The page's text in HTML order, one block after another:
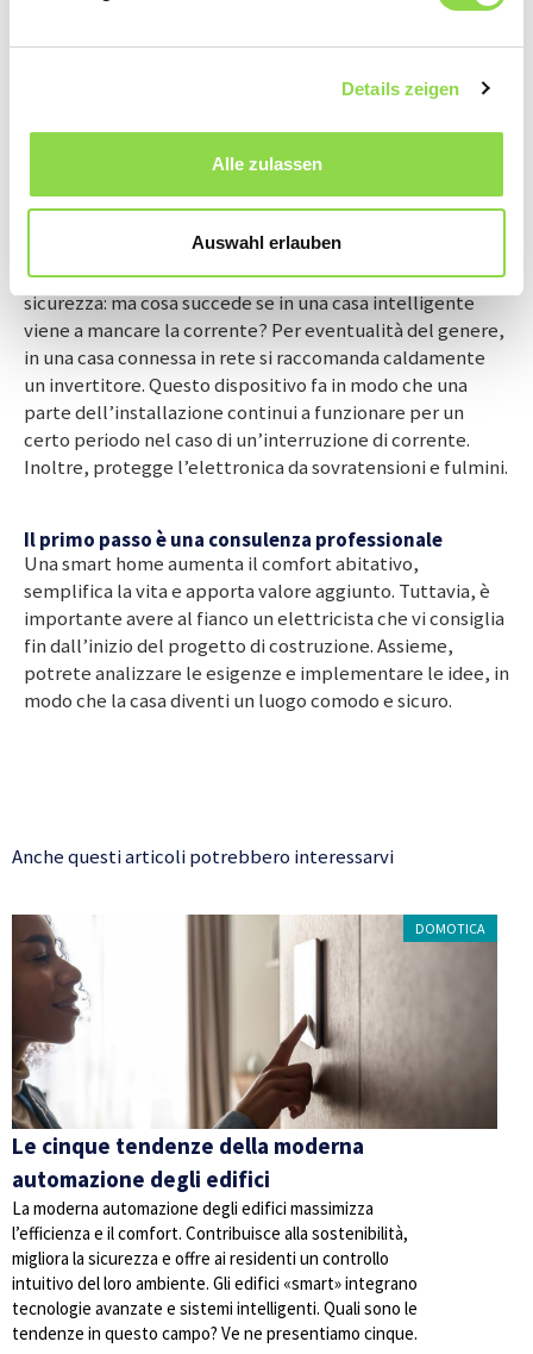
Details zeigen
Alle zulassen
Auswahl erlauben
sistema accende automaticamente una piccola luce
d’atmosfera nella stanza. A seconda della direzione dei
Questo pratico sistema riduce il rischio di inciampare e
fornisce anche sicurezza: infatti, nel caso in cui la persona
cada per terra e resti a lungo sul pavimento, scatta
automaticamente un allarme. Ciò rende il sistema
particolarmente interessante per l’impiego nelle case di
cura o nelle residenze per anziani. A proposito di
sicurezza: ma cosa succede se in una casa intelligente
viene a mancare la corrente? Per eventualità del genere,
in una casa connessa in rete si raccomanda caldamente
un invertitore. Questo dispositivo fa in modo che una
parte dell’installazione continui a funzionare per un
certo periodo nel caso di un’interruzione di corrente.
Inoltre, protegge l’elettronica da sovratensioni e fulmini.
Il primo passo è una consulenza professionale
Una smart home aumenta il comfort abitativo,
semplifica la vita e apporta valore aggiunto. Tuttavia, è
importante avere al fianco un elettricista che vi consiglia
fin dall’inizio del progetto di costruzione. Assieme,
potrete analizzare le esigenze e implementare le idee, in
modo che la casa diventi un luogo comodo e sicuro.
Anche questi articoli potrebbero interessarvi
DOMOTICA
Le cinque tendenze della moderna
automazione degli edifici
La moderna automazione degli edifici massimizza
l’efficienza e il comfort. Contribuisce alla sostenibilità,
migliora la sicurezza e offre ai residenti un controllo
intuitivo del loro ambiente. Gli edifici «smart» integrano
tecnologie avanzate e sistemi intelligenti. Quali sono le
tendenze in questo campo? Ve ne presentiamo cinque.